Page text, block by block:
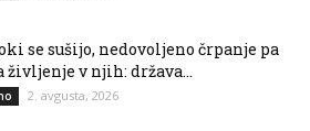
se sušijo, nedovoljeno črpanje pa
življenje v njih: država...
2. avgusta, 2026